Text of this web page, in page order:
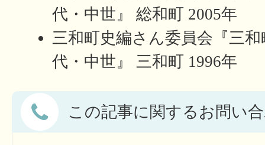
代・中世』 総和町 2005年
三和町史編さん委員会『三
代・中世』 三和町 1996年
この記事に関するお問い